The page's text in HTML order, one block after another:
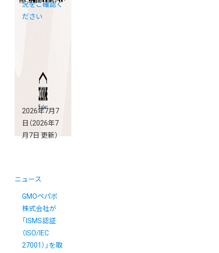
況をご確認く
ださい
2026年7月7
日 （2026年7
月7日 更新）
ニュース
GMOペパボ
株式会社が
「ISMS認証
（ISO/IEC
27001）」を取